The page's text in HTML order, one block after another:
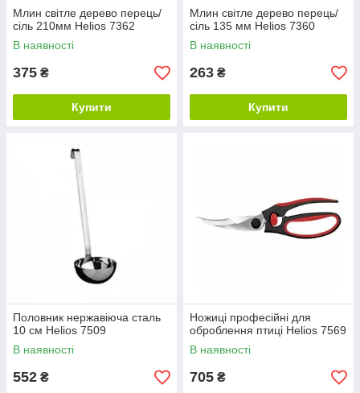
Млин світле дерево перець/
сіль 210мм Helios 7362
В наявності
375 ₴
Купити
Млин світле дерево перець/
сіль 135 мм Helios 7360
В наявності
263 ₴
Купити
Половник нержавіюча сталь
10 см Helios 7509
В наявності
552 ₴
Ножиці професійні для
оброблення птиці Helios 7569
В наявності
705 ₴